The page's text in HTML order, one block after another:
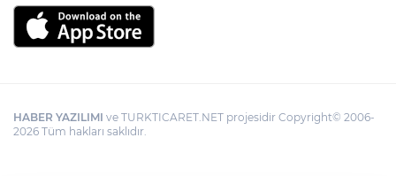
HABER YAZILIMI ve TURKTICARET.NET projesidir Copyright© 2006-
2026 Tüm hakları saklıdır.